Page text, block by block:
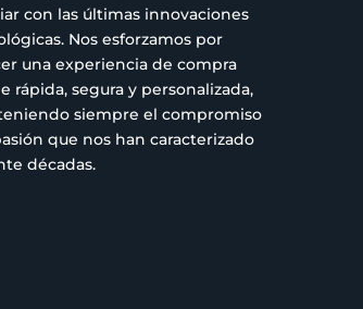
con las últimas innovaciones
Nos esforzamos por
una experiencia de compra
rápida, segura y personalizada,
siempre el compromiso
que nos han caracterizado
décadas.